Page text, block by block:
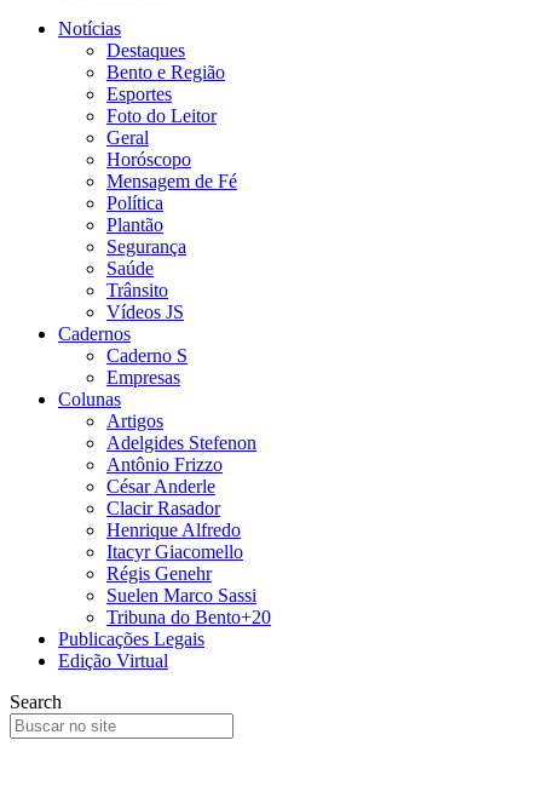
Notícias
Destaques
Bento e Região
Esportes
Foto do Leitor
Geral
Horóscopo
Mensagem de Fé
Política
Plantão
Segurança
Saúde
Trânsito
Vídeos JS
Cadernos
Caderno S
Empresas
Colunas
Artigos
Adelgides Stefenon
Antônio Frizzo
César Anderle
Clacir Rasador
Henrique Alfredo
Itacyr Giacomello
Régis Genehr
Suelen Marco Sassi
Tribuna do Bento+20
Publicações Legais
Edição Virtual
Search